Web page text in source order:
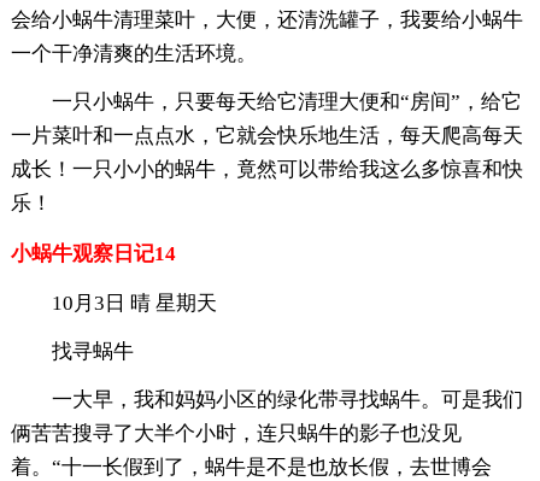
会给小蜗牛清理菜叶，大便，还清洗罐子，我要给小蜗牛
一个干净清爽的生活环境。
一只小蜗牛，只要每天给它清理大便和“房间”，给它
一片菜叶和一点点水，它就会快乐地生活，每天爬高每天
成长！一只小小的蜗牛，竟然可以带给我这么多惊喜和快
乐！
小蜗牛观察日记14
10月3日 晴 星期天
找寻蜗牛
一大早，我和妈妈小区的绿化带寻找蜗牛。可是我们
俩苦苦搜寻了大半个小时，连只蜗牛的影子也没见
着。“十一长假到了，蜗牛是不是也放长假，去世博会